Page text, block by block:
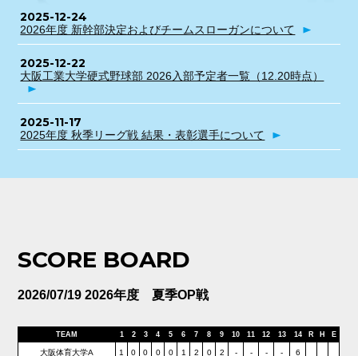
2025-12-24
2026年度 新幹部決定およびチームスローガンについて
2025-12-22
大阪工業大学硬式野球部 2026入部予定者一覧（12.20時点）
2025-11-17
2025年度 秋季リーグ戦 結果・表彰選手について
SCORE BOARD
2026/07/19 2026年度 夏季OP戦
TEAM 1 2 3 4 5 6 7 8 9 10 11 12 13 14 R H E
大阪体育大学A 1 0 0 0 0 1 2 0 2 - - - - 6